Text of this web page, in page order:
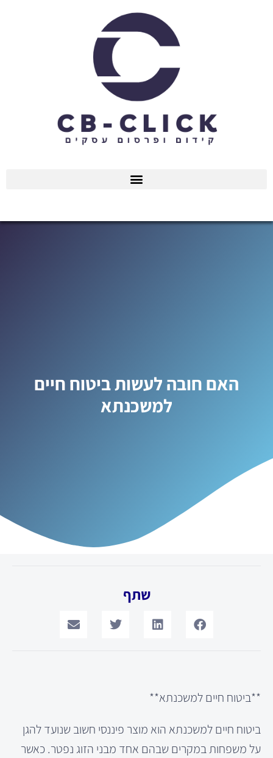
האם חובה לעשות ביטוח חיים
למשכנתא
שתף
**ביטוח חיים למשכנתא**
ביטוח חיים למשכנתא הוא מוצר פיננסי חשוב שנועד להגן
על משפחות במקרים שבהם אחד מבני הזוג נפטר. כאשר